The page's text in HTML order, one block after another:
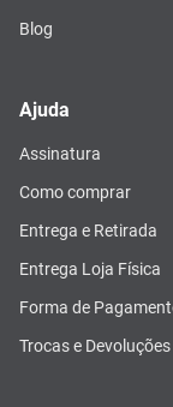
Blog
Ajuda
Assinatura
Como comprar
Entrega e Retirada
Entrega Loja Física
Forma de
Trocas e Devoluções